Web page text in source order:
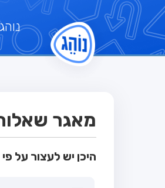
נוהג
מאגר
היכן יש לעצור על